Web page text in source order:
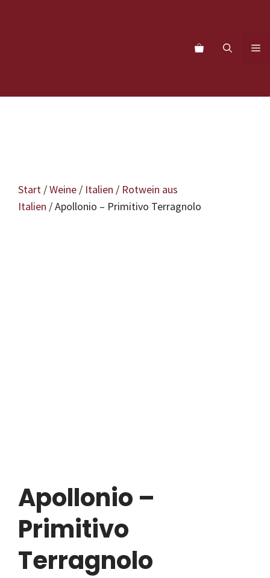
Start /Weine / Italien / Rotwein aus
Italien / Apollonio – Primitivo Terragnolo
Apollonio –
Primitivo
Terragnolo